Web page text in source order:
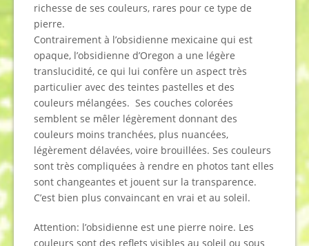
richesse de ses couleurs, rares pour ce type de
pierre.
Contrairement à l’obsidienne mexicaine qui est
opaque, l’obsidienne d’Oregon a une légère
translucidité, ce qui lui confère un aspect très
particulier avec des teintes pastelles et des
couleurs mélangées. Ses couches colorées
semblent se mêler légèrement donnant des
couleurs moins tranchées, plus nuancées,
légèrement délavées, voire brouillées.Ses couleurs
sont très compliquées à rendre en photos tant elles
sont changeantes et jouent sur la transparence.
C’est bien plus convaincant en vrai et au soleil.
Attention: l’obsidienne est une pierre noire. Les
couleurs sont des reflets visibles au soleil ou sous